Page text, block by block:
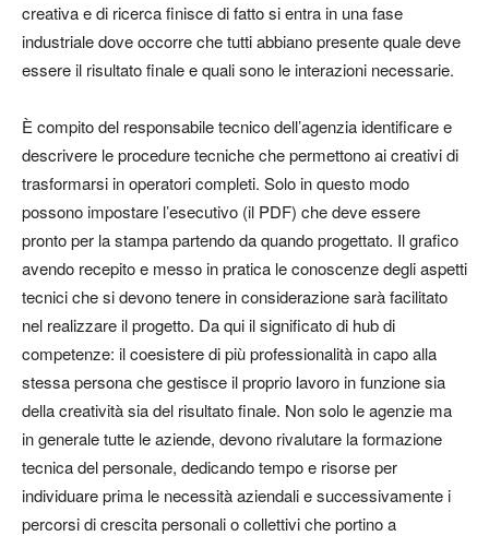
creativa e di ricerca finisce di fatto si entra in una fase
industriale dove occorre che tutti abbiano presente quale deve
essere il risultato finale e quali sono le interazioni necessarie.
È compito del responsabile tecnico dell’agenzia identificare e
descrivere le procedure tecniche che permettono ai creativi di
trasformarsi in operatori completi. Solo in questo modo
possono impostare l’esecutivo (il PDF) che deve essere
pronto per la stampa partendo da quando progettato. Il grafico
avendo recepito e messo in pratica le conoscenze degli aspetti
tecnici che si devono tenere in considerazione sarà facilitato
nel realizzare il progetto. Da qui il significato di hub di
competenze: il coesistere di più professionalità in capo alla
stessa persona che gestisce il proprio lavoro in funzione sia
della creatività sia del risultato finale. Non solo le agenzie ma
in generale tutte le aziende, devono rivalutare la formazione
tecnica del personale, dedicando tempo e risorse per
individuare prima le necessità aziendali e successivamente i
percorsi di crescita personali o collettivi che portino a